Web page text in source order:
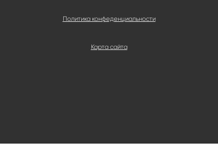
Карта сайта
Политика конфеденциальности